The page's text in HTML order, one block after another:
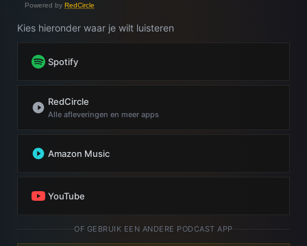
Powered by RedCircle
Kies hieronder waar je wilt luisteren
Spotify
RedCircle
Alle afleveringen en meer apps
Amazon Music
YouTube
OF GEBRUIK EEN ANDERE PODCAST APP